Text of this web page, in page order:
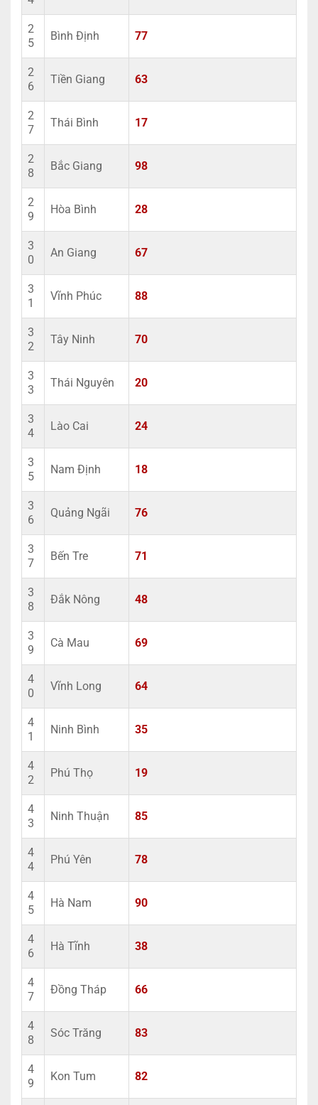
2
5
Bình Định 77
2
6
Tiền Giang 63
2
7
Thái Bình 17
2
8
Bắc Giang 98
2
9
Hòa Bình 28
3
0
An Giang 67
3
1
Vĩnh Phúc 88
3
2
Tây Ninh 70
3
3
Thái Nguyên 20
3
4
Lào Cai 24
3
5
Nam Định 18
3
6
Quảng Ngãi 76
3
7
Bến Tre 71
3
8
Đắk Nông 48
3
9
Cà Mau 69
4
0
Vĩnh Long 64
4
1
Ninh Bình 35
4
2
Phú Thọ 19
4
3
Ninh Thuận 85
4
4
Phú Yên 78
4
5
Hà Nam 90
4
6
Hà Tĩnh 38
4
7
Đồng Tháp 66
4
8
Sóc Trăng 83
4
9
Kon Tum 82